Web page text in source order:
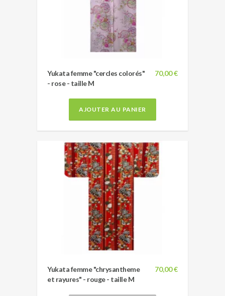
70,00 €
Yukata femme "cercles colorés"
- rose - taille M
AJOUTER AU PANIER
70,00 €
Yukata femme "chrysantheme
et rayures" - rouge - taille M